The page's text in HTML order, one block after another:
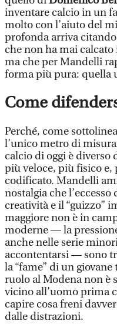
inventare calcio in un
molto con l’aiuto del
profonda arriva citando
che non ha mai
ma che per Mandelli
forma più pura: quella
Come
Perché, come
l’unico metro di
calcio di oggi è diverso
più veloce, più fisico
codificato. Mandelli
nostalgia che
creatività e il “guizzo”
maggiore non è in
moderne — la
anche nelle serie
accontentarsi — sono
la “fame” di un
ruolo al Modena non è
vicino all’uomo prima
capire cosa freni
dalle distrazioni.